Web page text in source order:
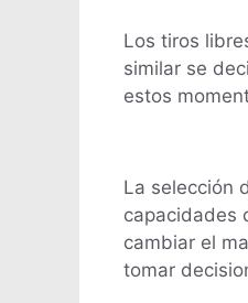
Los tiros
similar se
estos
La selección
capacidades
cambiar el
tomar